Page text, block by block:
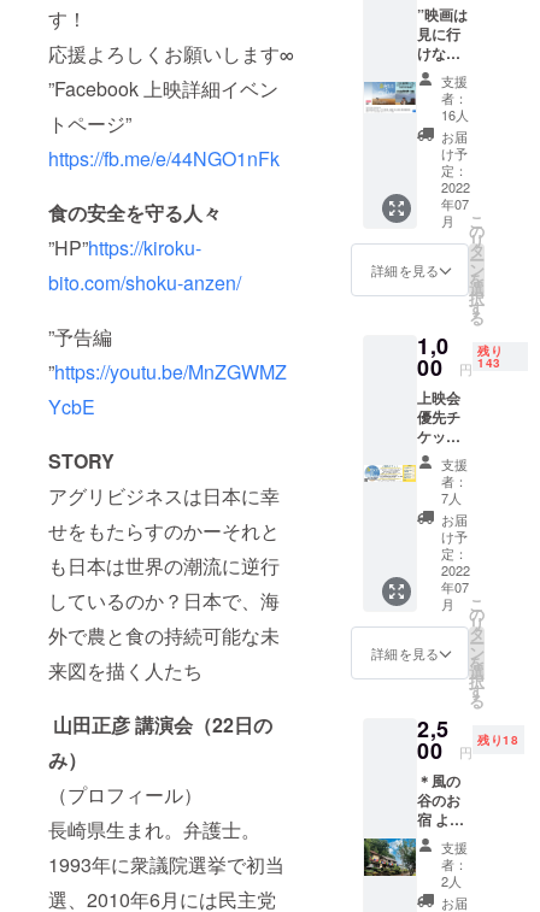
す！
応援よろしくお願いします∞
”Facebook 上映詳細イベン
トページ”
https://fb.me/e/44NGO1nFk
食の安全を守る人々
”HP”https://kiroku-
bito.com/shoku-anzen/
”予告編
”https://youtu.be/MnZGWMZ
YcbE
STORY
アグリビジネスは日本に幸
せをもたらすのかーそれと
も日本は世界の潮流に逆行
しているのか？日本で、海
外で農と食の持続可能な未
来図を描く人たち
山田正彦 講演会（22日の
み）
（プロフィール）
長崎県生まれ。弁護士。
1993年に衆議院選挙で初当
選、2010年6月には民主党
”映画は
見に行
けない
けど、
上映
会、実
行委員
会を応
援した
い！” ご
遠方に
お住ま
いや日
程が合
わず映
画は見
ないけ
れど、
上映
会、実
行委員
会を応
援して
いただ
けまし
たら幸
いです
＊ プラ
ス＠で
応援し
ていた
だける
場合は
ただけ
たら嬉
しいで
す！
（リ
ターン:
お礼の
メール
をお送
りしま
支援
者：
16人
お届
け予
定：
2022
年07
月
詳細を見る
こ
の
リ
タ
ー
ン
を
選
択
す
る
1,0
00 円
残り
143
上映会
優先チ
ケット
1名様
（映画
は無料
です
が、お
席に限
りがあ
ります
ため、
こちら
のチ
ケット
をお持
に優先
でお席
にご案
内いた
しま
す。）
プラス
＠で応
援して
いただ
支援
者：
7人
お届
け予
定：
2022
年07
月
詳細を見る
こ
の
リ
タ
ー
ン
を
選
択
す
る
2,5
00 円
残り18
＊風の
谷のお
宿 よっ
こら諸
島の宿
泊ご招
待券
支援
者：
2人
お届